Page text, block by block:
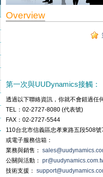
Overview
第一次與UUDynamics接觸：
透過以下聯絡資訊，你就不會錯過任
TEL：02-2727-8080 (代表號)
FAX：02-2727-5544
110台北市信義區忠孝東路五段508號
或電子服務信箱：
業務與銷售：
公關與活動：
技術支援：